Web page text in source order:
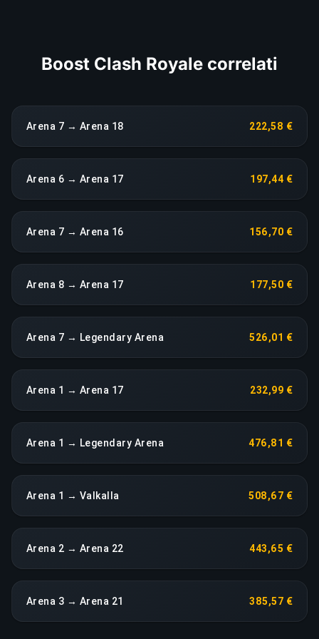
Boost Clash Royale correlati
Arena 7 → Arena 18 222,58 €
Arena 6 → Arena 17 197,44 €
Arena 7 → Arena 16 156,70 €
Arena 8 → Arena 17 177,50 €
Arena 7 → Legendary Arena 526,01 €
Arena 1 → Arena 17 232,99 €
Arena 1 → Legendary Arena 476,81 €
Arena 1 → Valkalla 508,67 €
Arena 2 → Arena 22 443,65 €
Arena 3 → Arena 21 385,57 €